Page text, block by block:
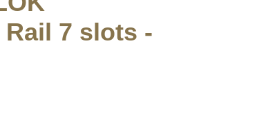
7 slots -